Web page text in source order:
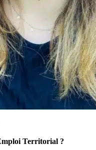
Territorial ?